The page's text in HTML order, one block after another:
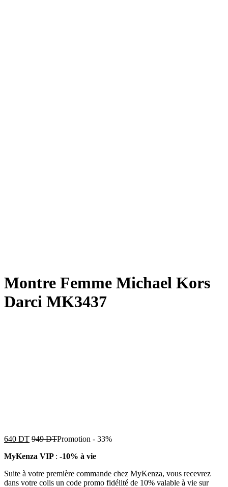
Montre Femme Michael Kors
Darci MK3437
640 DT 949DTPromotion - 33%
MyKenza VIP : -10% à vie
Suite à votre première commande chez MyKenza, vous recevrez
dans votre colis un code promo fidélité de 10% valable à vie sur